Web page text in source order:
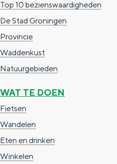
Top 10 bezienswaardigheden
De Stad Groningen
Provincie
Waddenkust
Natuurgebieden
WAT TE DOEN
Fietsen
Wandelen
Eten en drinken
Winkelen